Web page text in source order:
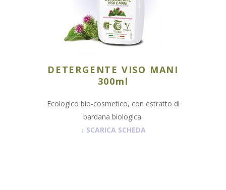
DETERGENTE VISO MANI
300ml
Ecologico bio-cosmetico, con estratto di
bardana biologica.
↓ SCARICA SCHEDA